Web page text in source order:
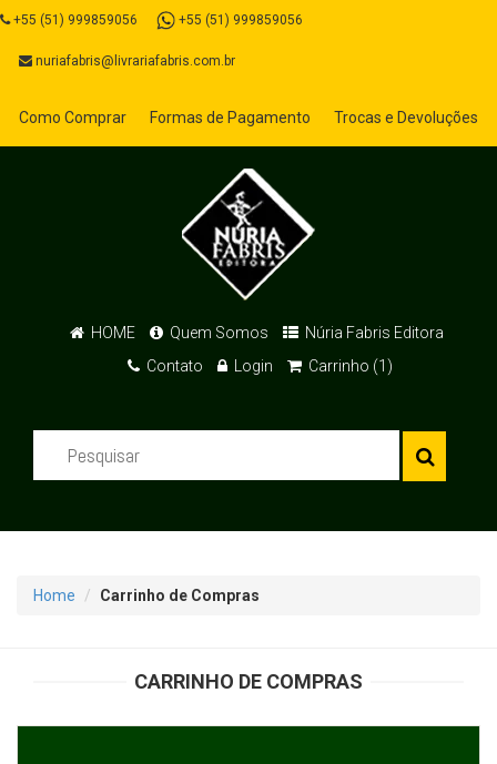
+55 (51) 999859056 +55 (51) 999859056
nuriafabris@livrariafabris.com.br
Como Comprar Formas de Pagamento Trocas e Devoluções
HOME Quem Somos
Núria Fabris Editora
Contato
Login Carrinho (1)
Home Carrinho de Compras
CARRINHO DE COMPRAS